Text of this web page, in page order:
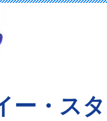
ー・ス